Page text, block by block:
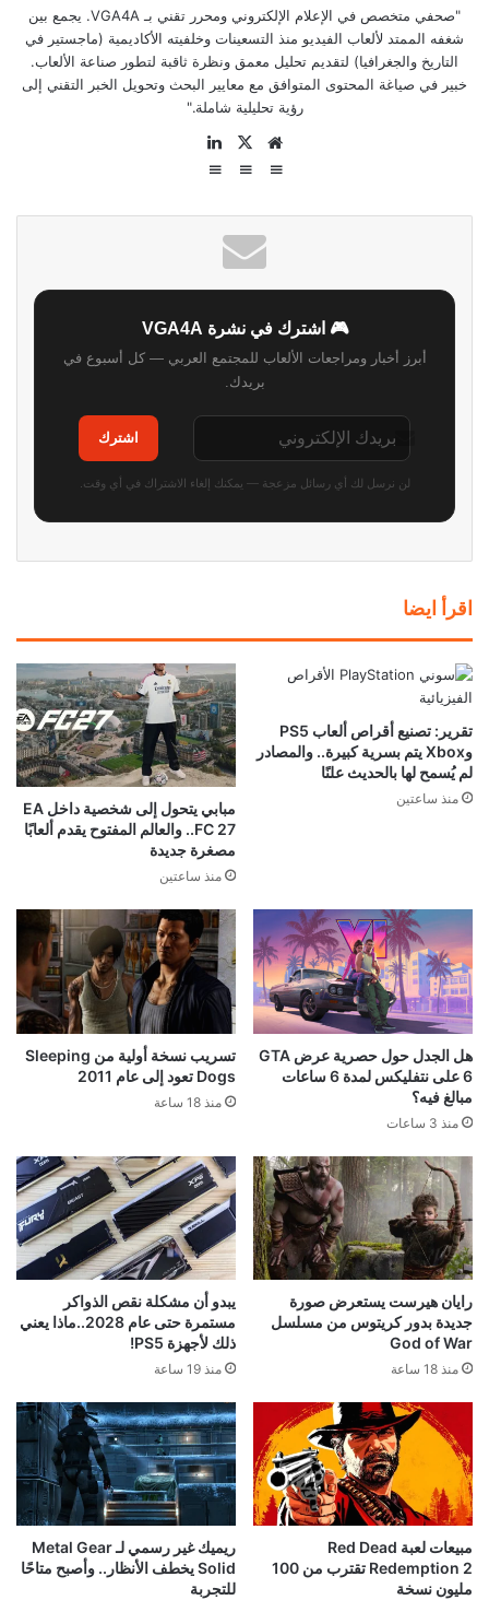
"صحفي متخصص في الإعلام الإلكتروني ومحرر تقني بـ VGA4A. يجمع بين
شغفه الممتد لألعاب الفيديو منذ التسعينات وخلفيته الأكاديمية (ماجستير في
التاريخ والجغرافيا) لتقديم تحليل معمق ونظرة ثاقبة لتطور صناعة الألعاب.
خبير في صياغة المحتوى المتوافق مع معايير البحث وتحويل الخبر التقني إلى
رؤية تحليلية شاملة."
موقع
‫X لينكدإن
🎮 اشترك في نشرة VGA4A
أبرز أخبار ومراجعات الألعاب للمجتمع العربي — كل أسبوع في
بريدك.
اشترك
لن نرسل لك أي رسائل مزعجة — يمكنك إلغاء الاشتراك في أي وقت.
اقرأ ايضا
تقرير: تصنيع أقراص ألعاب PS5
وXbox يتم بسرية كبيرة.. والمصادر
لم يُسمح لها بالحديث علنًا
منذ ساعتين
مبابي يتحول إلى شخصية داخل EA
FC 27.. والعالم المفتوح يقدم ألعابًا
مصغرة جديدة
منذ ساعتين
هل الجدل حول حصرية عرض GTA
6 على نتفليكس لمدة 6 ساعات
مبالغ فيه؟
منذ 3 ساعات
تسريب نسخة أولية من Sleeping
Dogs تعود إلى عام 2011
منذ 18 ساعة
رايان هيرست يستعرض صورة
جديدة بدور كريتوس من مسلسل
God of War
منذ 18 ساعة
يبدو أن مشكلة نقص الذواكر
مستمرة حتى عام 2028..ماذا يعني
ذلك لأجهزة PS5!
منذ 19 ساعة
مبيعات لعبة Red Dead
Redemption 2 تقترب من 100
مليون نسخة
ريميك غير رسمي لـ Metal Gear
Solid يخطف الأنظار.. وأصبح متاحًا
للتجربة